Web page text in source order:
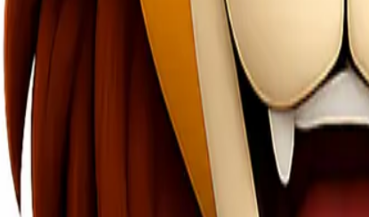
Hubungi tim kami melalui telepon atau kunjungi kantor
sesuai dengan kebutuhan.
berhasil, tim kami akan menjadwalkan penjemputan
yang sudah diambil akan dikemas dengan baik sesuai
pengiriman, Anda dapat memantau status barang melalui
tiba di Bengkulu, tim kami akan menghubungi penerima
dari Lionel Express
dunia ekspedisi, Lionel Express selalu mengedepankan
karena itu, kami berkomitmen untuk memberikan yang